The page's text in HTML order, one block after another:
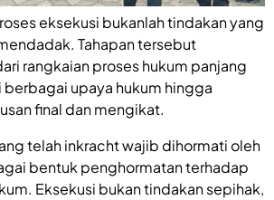
eksekusi bukanlah tindakan yang
Tahapan tersebut
rangkaian proses hukum panjang
upaya hukum hingga
final dan mengikat.
telah inkracht wajib dihormati oleh
bentuk penghormatan terhadap
Eksekusi bukan tindakan sepihak,